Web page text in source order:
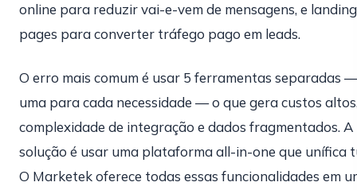
online para reduzir vai-e-vem de mensagens, e landing
pages para converter tráfego pago em leads.
O erro mais comum é usar 5 ferramentas separadas —
uma para cada necessidade — o que gera custos
complexidade de integração e dados fragmentados. A
solução é usar uma plataforma all-in-one que unífica
O Marketek oferece todas essas funcionalidades em